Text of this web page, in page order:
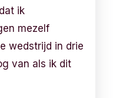
ik
mezelf
wedstrijd in drie
van als ik dit